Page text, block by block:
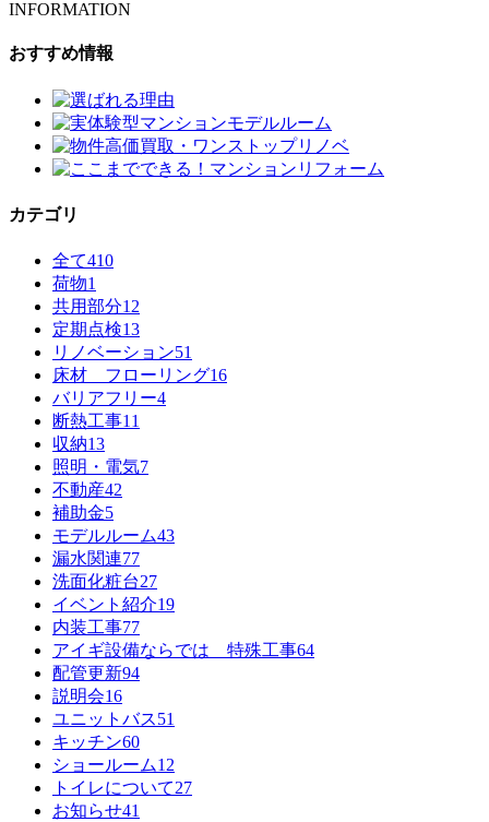
INFORMATION
おすすめ情報
カテゴリ
全て410
荷物1
共用部分12
定期点検13
リノベーション51
床材 フローリング16
バリアフリー4
断熱工事11
収納13
照明・電気7
不動産42
補助金5
モデルルーム43
漏水関連77
洗面化粧台27
イベント紹介19
内装工事77
アイギ設備ならでは 特殊工事64
配管更新94
説明会16
ユニットバス51
キッチン60
ショールーム12
トイレについて27
お知らせ41